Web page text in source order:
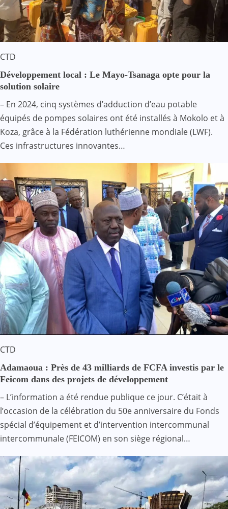
CTD
Développement local : Le Mayo-Tsanaga opte pour la
solution solaire
– En 2024, cinq systèmes d’adduction d’eau potable
équipés de pompes solaires ont été installés à Mokolo et à
Koza, grâce à la Fédération luthérienne mondiale (LWF).
Ces infrastructures innovantes…
CTD
Adamaoua : Près de 43 milliards de FCFA investis par le
Feicom dans des projets de développement
– L’information a été rendue publique ce jour. C’était à
l’occasion de la célébration du 50e anniversaire du Fonds
spécial d’équipement et d’intervention intercommunal
intercommunale (FEICOM) en son siège régional…